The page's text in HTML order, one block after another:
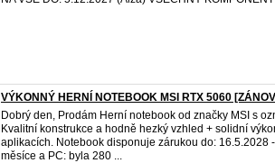
VÝKONNÝ HERNÍ NOTEBOOK MSI RTX 5060
Dobrý den, Prodám Herní notebook od značky MSI s
Kvalitní konstrukce a hodně hezký vzhled + solidní
aplikacích. Notebook disponuje zárukou do: 16.5.2028
měsíce a PC: byla 280 ...